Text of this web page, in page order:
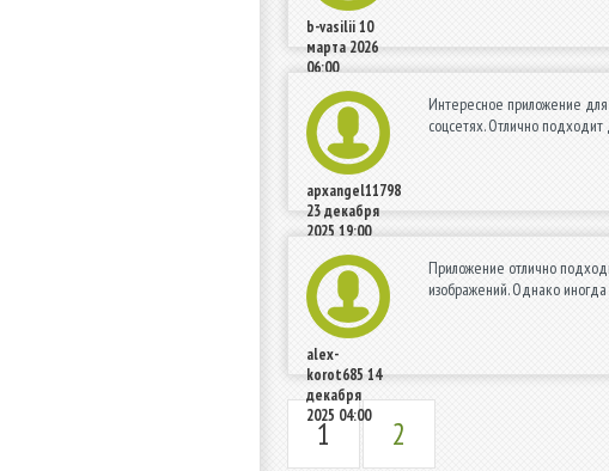
b-vasilii10
марта 2026
06:00
apxangel11798
23 декабря
2025 19:00
Интересное приложение
соцсетях. Отлично
alex-
korot685 14
декабря
2025 04:00
Приложение отлично
изображений. Однако
1 2